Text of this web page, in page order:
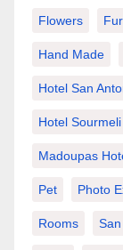
Flowers
Hand Made
Hotel San
Hotel
Madoupas
Pet Photo
Rooms